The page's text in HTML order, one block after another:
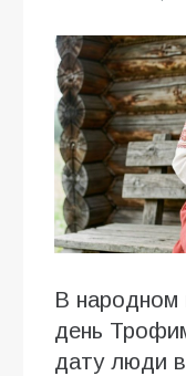
В народном
день
дату люди